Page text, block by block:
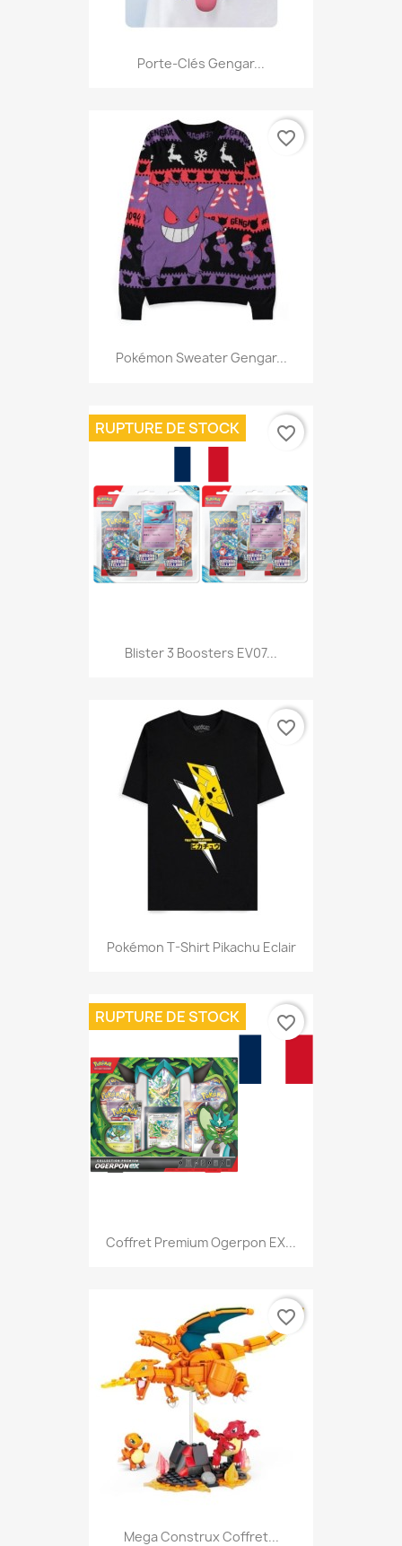
Porte-Clés Gengar...
Pokémon Sweater Gengar...
favorite_border
Blister 3 Boosters EV07...
RUPTURE DE STOCK favorite_border
Pokémon T-Shirt Pikachu Eclair
favorite_border
Coffret Premium Ogerpon EX...
RUPTURE DE STOCK favorite_border
Mega Construx Coffret...
favorite_border